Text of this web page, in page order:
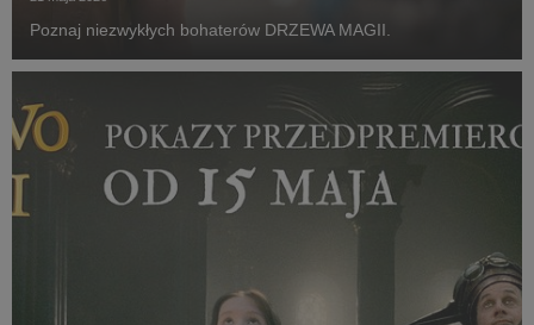
Poznaj niezwykłych bohaterów DRZEWA MAGII.